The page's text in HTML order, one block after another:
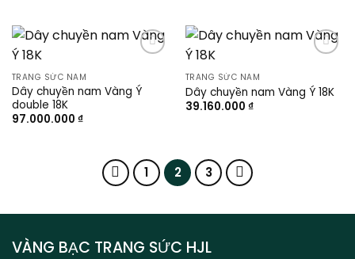
TRANG SỨC NAM
Dây chuyền nam Vàng Ý
double 18K
97.000.000 ₫
TRANG SỨC NAM
Dây chuyền nam Vàng Ý 18K
39.160.000 ₫
1 2 3
VÀNG BẠC TRANG SỨC HJL